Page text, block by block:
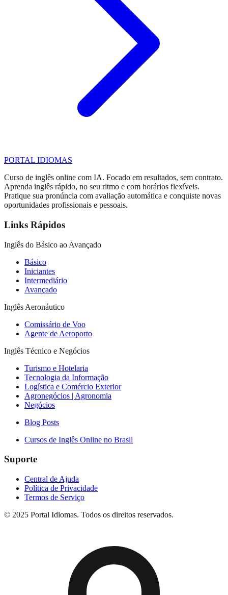
PORTAL IDIOMAS
Curso de inglês online com IA. Focado em resultados, sem contrato.
Aprenda inglês rápido, no seu ritmo e com horários flexíveis.
Pratique sua pronúncia com avaliação automática e conquiste novas
oportunidades profissionais e pessoais.
Links Rápidos
Inglês do Básico ao Avançado
Básico
Iniciantes
Intermediário
Avançado
Inglês Aeronáutico
Comissário de Voo
Agente de Aeroporto
Inglês Técnico e Negócios
Turismo e Hotelaria
Tecnologia da Informação
Logística e Comércio Exterior
Agronegócios | Agronomia
Negócios
Blog Posts
Cursos de Inglês Online no Brasil
Suporte
Central de Ajuda
Política de Privacidade
Termos de Serviço
© 2025 Portal Idiomas. Todos os direitos reservados.